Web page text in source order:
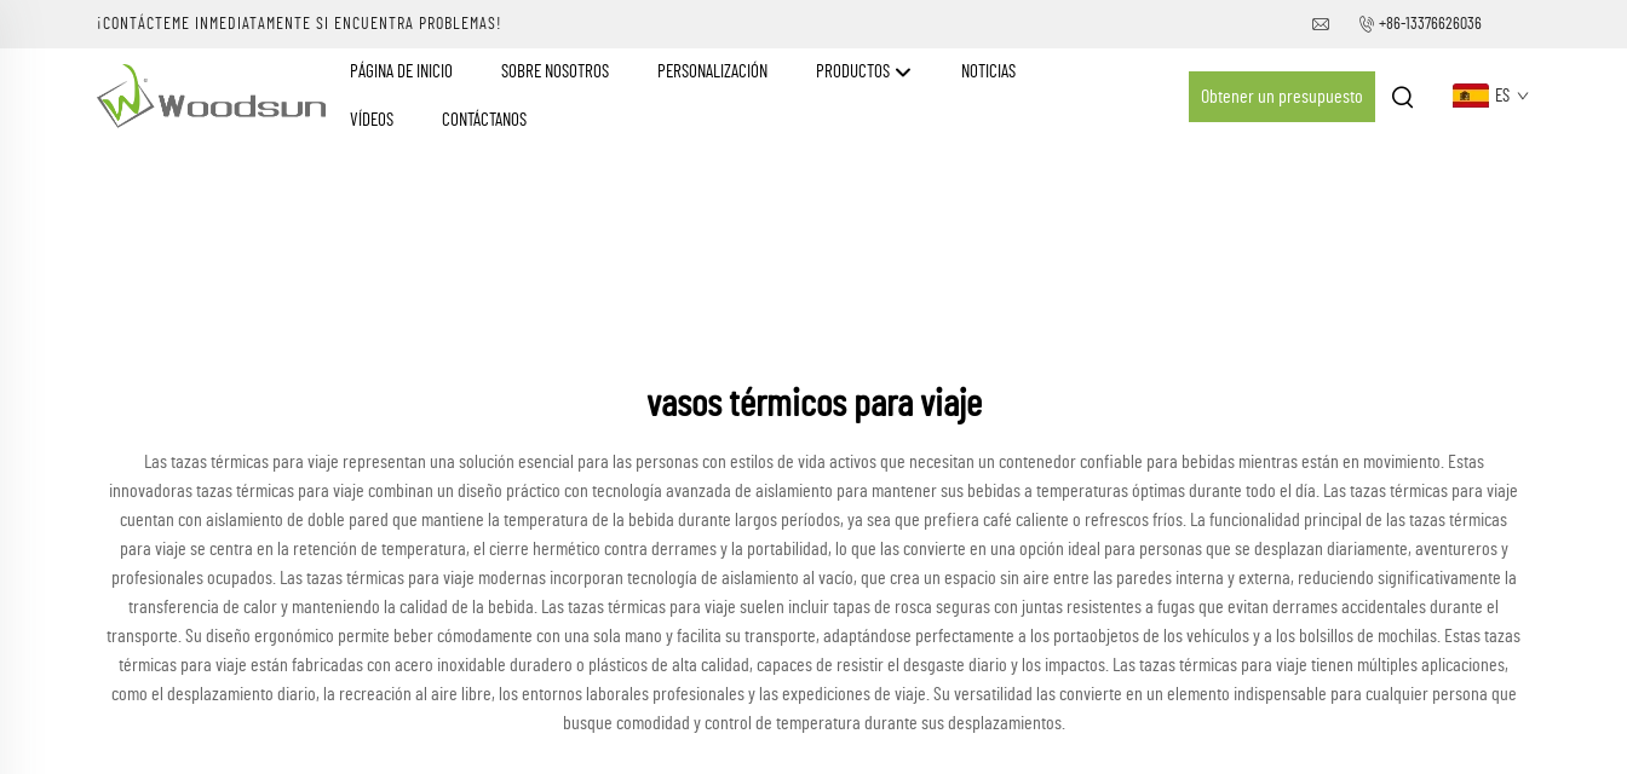
¡CONTÁCTEME INMEDIATAMENTE SI ENCUENTRA PROBLEMAS! +86-13376626036
PÁGINA DE INICIO SOBRE NOSOTROS PERSONALIZACIÓN PRODUCTOS NOTICIAS
VÍDEOS CONTÁCTANOS
Obtener un presupuesto ES
vasos térmicos para viaje
Las tazas térmicas para viaje representan una solución esencial para las personas con estilos de vida activos que necesitan un contenedor confiable para bebidas mientras están en movimiento. Estas
innovadoras tazas térmicas para viaje combinan un diseño práctico con tecnología avanzada de aislamiento para mantener sus bebidas a temperaturas óptimas durante todo el día. Las tazas térmicas para viaje
cuentan con aislamiento de doble pared que mantiene la temperatura de la bebida durante largos períodos, ya sea que prefiera café caliente o refrescos fríos. La funcionalidad principal de las tazas térmicas
para viaje se centra en la retención de temperatura, el cierre hermético contra derrames y la portabilidad, lo que las convierte en una opción ideal para personas que se desplazan diariamente, aventureros y
profesionales ocupados. Las tazas térmicas para viaje modernas incorporan tecnología de aislamiento al vacío, que crea un espacio sin aire entre las paredes interna y externa, reduciendo significativamente la
transferencia de calor y manteniendo la calidad de la bebida. Las tazas térmicas para viaje suelen incluir tapas de rosca seguras con juntas resistentes a fugas que evitan derrames accidentales durante el
transporte. Su diseño ergonómico permite beber cómodamente con una sola mano y facilita su transporte, adaptándose perfectamente a los portaobjetos de los vehículos y a los bolsillos de mochilas. Estas tazas
térmicas para viaje están fabricadas con acero inoxidable duradero o plásticos de alta calidad, capaces de resistir el desgaste diario y los impactos. Las tazas térmicas para viaje tienen múltiples aplicaciones,
como el desplazamiento diario, la recreación al aire libre, los entornos laborales profesionales y las expediciones de viaje. Su versatilidad las convierte en un elemento indispensable para cualquier persona que
busque comodidad y control de temperatura durante sus desplazamientos.